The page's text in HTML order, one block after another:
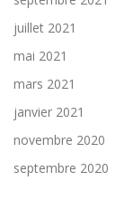
juillet 2021
mai 2021
mars 2021
janvier 2021
novembre 2020
septembre 2020